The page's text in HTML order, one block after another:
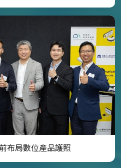
布局數位產品護照